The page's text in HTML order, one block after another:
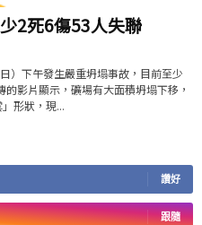
2死6傷53人失聯
）下午發生嚴重坍塌事故，目前至少
影片顯示，礦場有大面積坍塌下移，
形狀，現...
讚好
跟隨